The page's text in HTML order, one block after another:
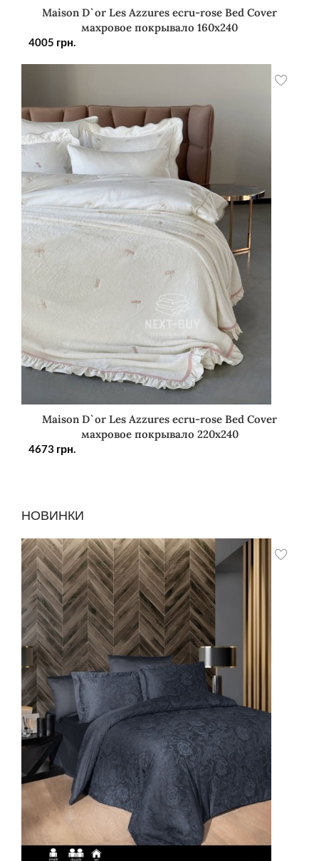
Maison D`or Les Azzures ecru-rose Bed Cover
махровое покрывало 160х240
4005 грн.
Maison D`or Les Azzures ecru-rose Bed Cover
махровое покрывало 220х240
4673 грн.
НОВИНКИ